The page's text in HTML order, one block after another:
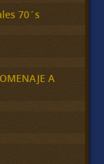
70´s
A